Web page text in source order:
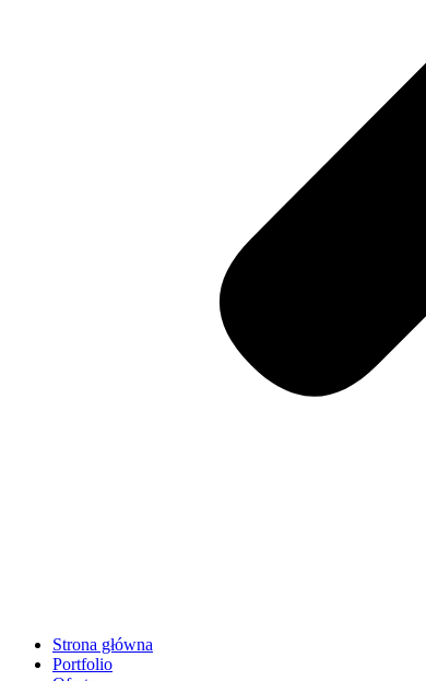
Strona główna
Portfolio